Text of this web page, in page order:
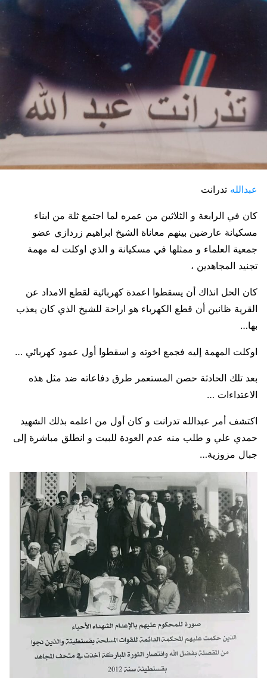
عبدالله تدرانت
كان في الرابعة و الثلاثين من عمره لما اجتمع ثلة من ابناء
مسكيانة عارضين بينهم معاناة الشيخ ابراهيم زردازي عضو
جمعية العلماء و ممثلها في مسكيانة و الذي اوكلت له مهمة
تجنيد المجاهدين ،
كان الحل انذاك أن يسقطوا اعمدة كهربائية لقطع الامداد عن
القرية ظانين أن قطع الكهرباء هو اراحة للشيخ الذي كان يعذب
بها…
اوكلت المهمة إليه فجمع اخوته و اسقطوا أول عمود كهربائي …
بعد تلك الحادثة حصن المستعمر طرق دفاعاته ضد مثل هذه
الاعتداءات …
اكتشف أمر عبدالله تدرانت و كان أول من اعلمه بذلك الشهيد
حمدي علي و طلب منه عدم العودة للبيت و انطلق مباشرة إلى
جبال مزوزية…